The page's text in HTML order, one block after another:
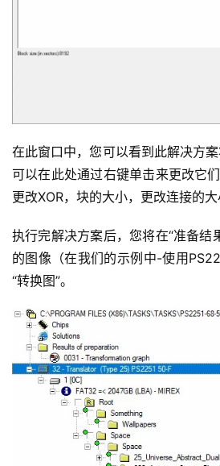
在此窗口中，您可以看到此解决方
可以在此处通过右键单击来更改它
更改XOR，块的大小，更改连接的大
执行完解决方案后，您将在“准备结
的图像（在我们的示例中-使用
“转换图”。